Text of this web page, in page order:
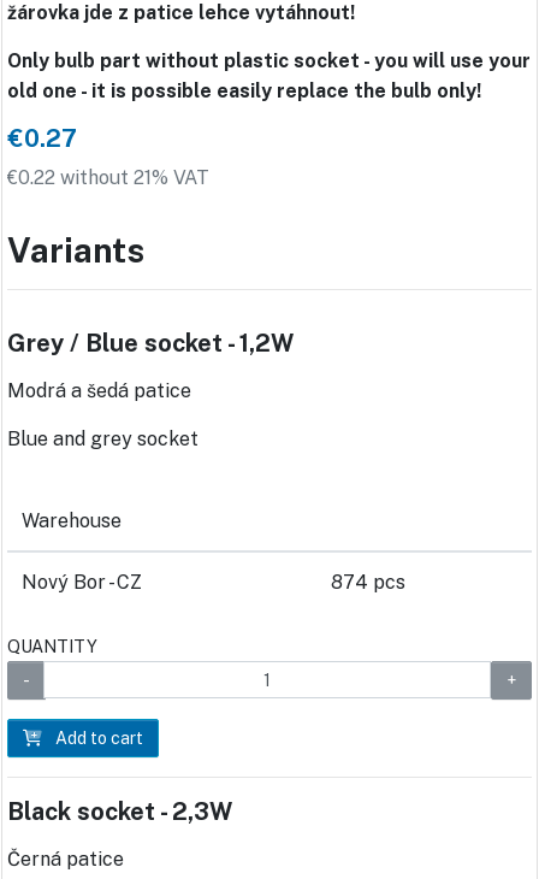
žárovka jde z patice lehce vytáhnout!
Only bulb part without plastic socket - you will use your
old one - it is possible easily replace the bulb only!
€0.27
€0.22 without 21% VAT
Variants
Grey / Blue socket - 1,2W
Modrá a šedá patice
Blue and grey socket
Warehouse
Nový Bor - CZ 874 pcs
QUANTITY
Add to cart
Black socket - 2,3W
Černá patice